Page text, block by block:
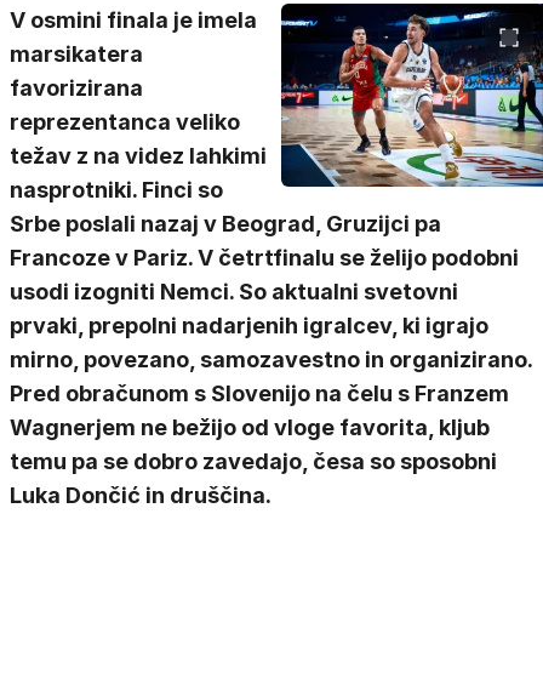
V osmini finala je imela
marsikatera
favorizirana
reprezentanca veliko
težav z na videz lahkimi
nasprotniki. Finci so
Srbe poslali nazaj v Beograd, Gruzijci pa
Francoze v Pariz. V četrtfinalu se želijo podobni
usodi izogniti Nemci. So aktualni svetovni
prvaki, prepolni nadarjenih igralcev, ki igrajo
mirno, povezano, samozavestno in organizirano.
Pred obračunom s Slovenijo na čelu s Franzem
Wagnerjem ne bežijo od vloge favorita, kljub
temu pa se dobro zavedajo, česa so sposobni
Luka Dončić in druščina.